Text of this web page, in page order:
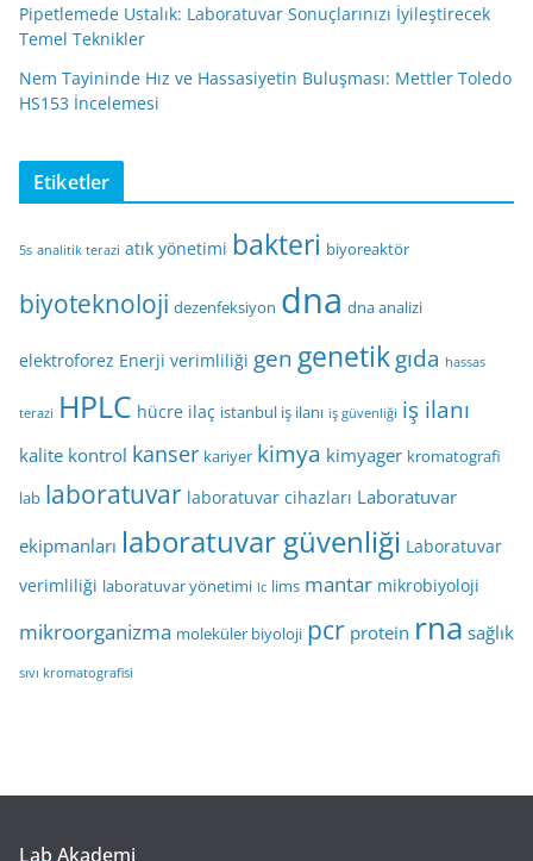
Pipetlemede Ustalık: Laboratuvar Sonuçlarınızı İyileştirecek
Temel Teknikler
Nem Tayininde Hız ve Hassasiyetin Buluşması: Mettler Toledo
HS153 İncelemesi
Etiketler
5s analitik terazi atık yönetimi bakteri biyoreaktör
biyoteknoloji dezenfeksiyon dna dna analizi
elektroforez Enerji verimliliği gen genetikgıda hassas
terazi HPLC hücre ilaç istanbul iş ilanı iş güvenliği iş ilanı
kalite kontrol kanser kariyer kimya kimyager kromatografi
lab laboratuvar laboratuvar cihazları Laboratuvar
ekipmanları laboratuvar güvenliği Laboratuvar
verimliliği laboratuvar yönetimi lc lims mantar mikrobiyoloji
mikroorganizma moleküler biyoloji pcr protein rna sağlık
sıvı kromatografisi
Lab Akademi